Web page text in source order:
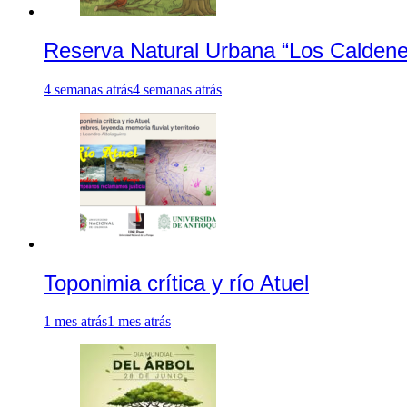
Reserva Natural Urbana “Los
4 semanas atrás4 semanas atrás
Toponimia crítica y río Atuel
1 mes atrás1 mes atrás